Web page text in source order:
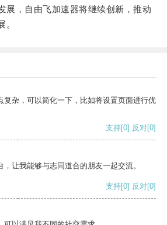
，自由飞加速器将继续创新，推动
。
复杂，可以简化一下，比如将设置页面进行优
支持[0] 反对[0]
让我能够与志同道合的朋友一起交流。
支持[0] 反对[0]